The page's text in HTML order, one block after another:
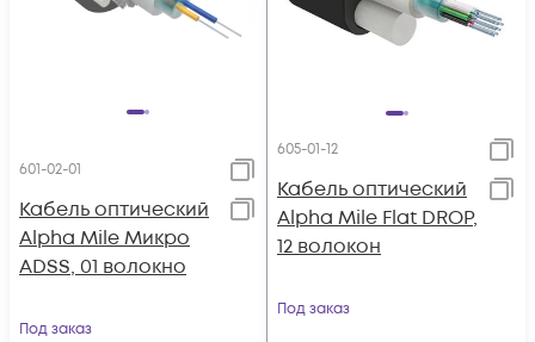
601-02-01
Кабель оптический
Alpha Mile Микро
ADSS, 01 волокно
Под заказ
605-01-12
Кабель оптический
Alpha Mile Flat DROP,
12 волокон
Под заказ